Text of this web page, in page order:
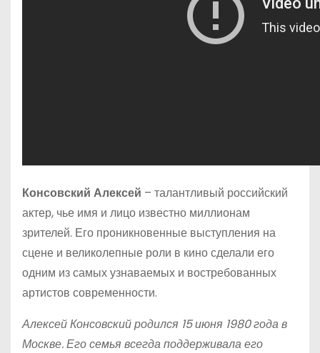
Консовский Алексей – талантливый российский
актер, чье имя и лицо известно миллионам
зрителей. Его проникновенные выступления на
сцене и великолепные роли в кино сделали его
одним из самых узнаваемых и востребованных
артистов современности.
Алексей Консовский родился 15 июня 1980 года в
Москве. Его семья всегда поддерживала его